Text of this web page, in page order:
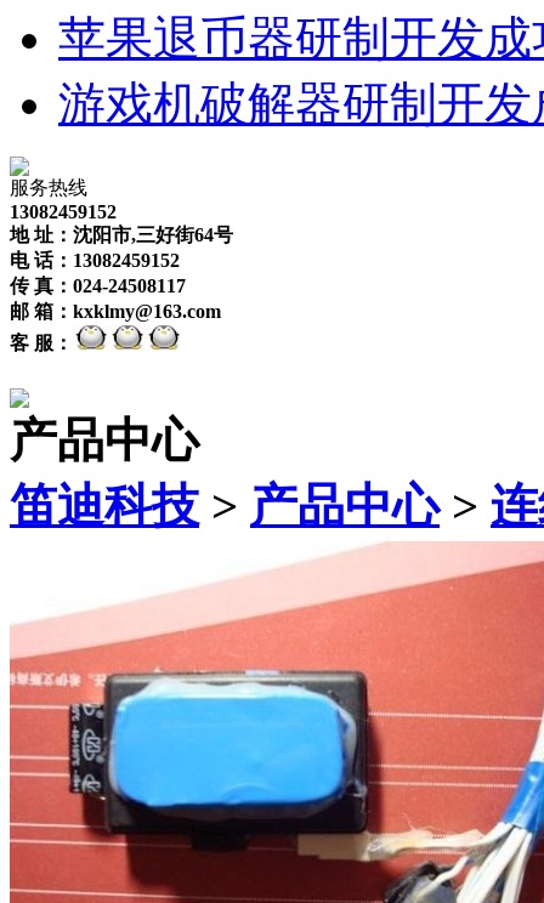
苹果退币器研制开发成
游戏机破解器研制开
服务热线
13082459152
地 址： 沈阳市,三好街64号
电 话： 13082459152
传 真： 024-24508117
邮 箱： kxklmy@163.com
客 服：
产品中心
笛迪科技 > 产品中心>